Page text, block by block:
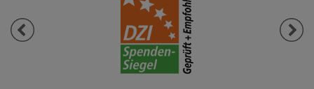
Previous Next